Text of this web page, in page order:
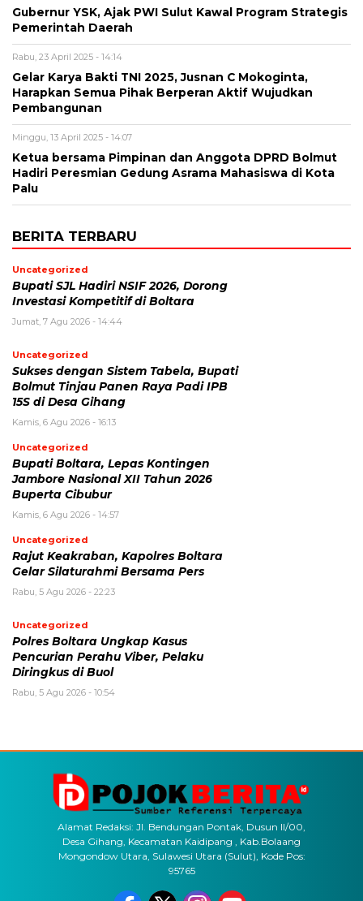
Gubernur YSK, Ajak PWI Sulut Kawal Program Strategis
Pemerintah Daerah
Rabu, 23 April 2025 - 14:14
Gelar Karya Bakti TNI 2025, Jusnan C Mokoginta,
Harapkan Semua Pihak Berperan Aktif Wujudkan
Pembangunan
Minggu, 13 April 2025 - 14:07
Ketua bersama Pimpinan dan Anggota DPRD Bolmut
Hadiri Peresmian Gedung Asrama Mahasiswa di Kota
Palu
BERITA TERBARU
Uncategorized
Bupati SJL Hadiri NSIF 2026, Dorong
Investasi Kompetitif di Boltara
Jumat, 7 Agu 2026 - 14:44
Uncategorized
Sukses dengan Sistem Tabela, Bupati
Bolmut Tinjau Panen Raya Padi IPB
15S di Desa Gihang
Kamis, 6 Agu 2026 - 16:13
Uncategorized
Bupati Boltara, Lepas Kontingen
Jambore Nasional XII Tahun 2026
Buperta Cibubur
Kamis, 6 Agu 2026 - 14:57
Uncategorized
Rajut Keakraban, Kapolres Boltara
Gelar Silaturahmi Bersama Pers
Rabu, 5 Agu 2026 - 22:23
Uncategorized
Polres Boltara Ungkap Kasus
Pencurian Perahu Viber, Pelaku
Diringkus di Buol
Rabu, 5 Agu 2026 - 10:54
Alamat Redaksi: Jl. Bendungan Pontak, Dusun II/00,
Desa Gihang, Kecamatan Kaidipang , Kab.Bolaang
Mongondow Utara, Sulawesi Utara (Sulut), Kode Pos:
95765